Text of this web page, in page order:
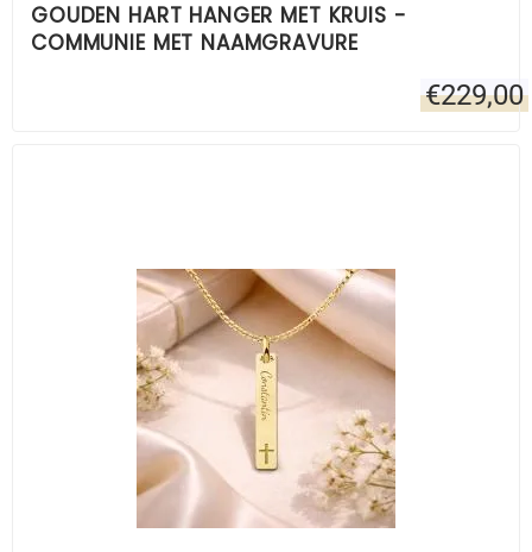
GOUDEN HART HANGER MET KRUIS -
COMMUNIE MET NAAMGRAVURE
€229,00